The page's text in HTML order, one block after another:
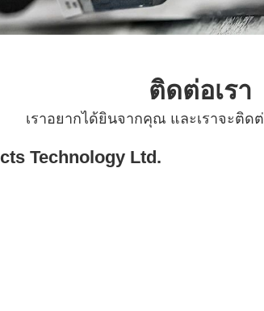
ติดต่อเรา
เราอยากได้ยินจากคุณ และเราจะติด
Technology Ltd.